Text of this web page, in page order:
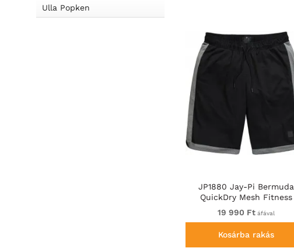
Ulla Popken
JP1880 Jay-Pi Bermuda
QuickDry Mesh Fitness
Shorts Black
19 990 Ftáfával
Kosárba rakás